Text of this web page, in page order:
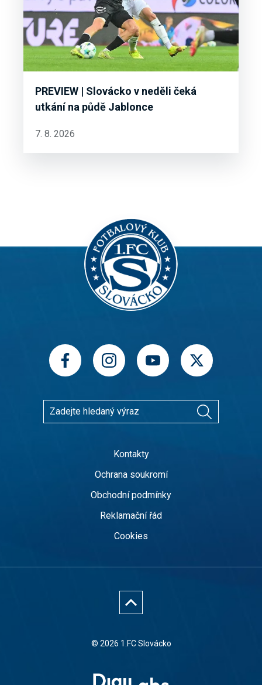
PREVIEW | Slovácko v neděli čeká
utkání na půdě Jablonce
7. 8. 2026
Kontakty
Ochrana soukromí
Obchodní podmínky
Reklamační řád
Cookies
© 2026 1.FC Slovácko